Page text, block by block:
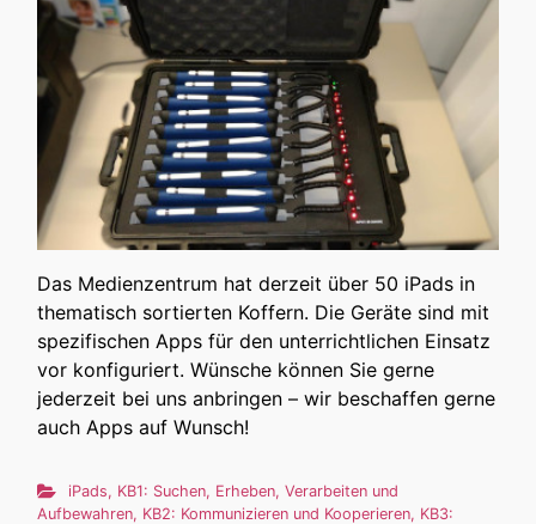
Das Medienzentrum hat derzeit über 50 iPads in
thematisch sortierten Koffern. Die Geräte sind mit
spezifischen Apps für den unterrichtlichen Einsatz
vor konfiguriert. Wünsche können Sie gerne
jederzeit bei uns anbringen – wir beschaffen gerne
auch Apps auf Wunsch!
iPads, KB1: Suchen, Erheben, Verarbeiten und
Aufbewahren, KB2: Kommunizieren und Kooperieren, KB3: